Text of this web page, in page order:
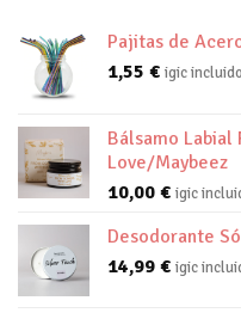
Pajitas de
1,55 € igic incluido
Bálsamo Labial
Love/Maybeez
10,00 € igic
Desodorante
14,99 € igic